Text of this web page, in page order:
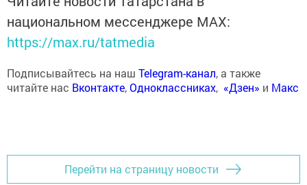
национальном мессенджере MАХ:
https://max.ru/tatmedia
Подписывайтесь на наш Telegram-канал, а также
читайте нас Вконтакте,Одноклассниках, «Дзен» и Макс
Перейти на страницу новости